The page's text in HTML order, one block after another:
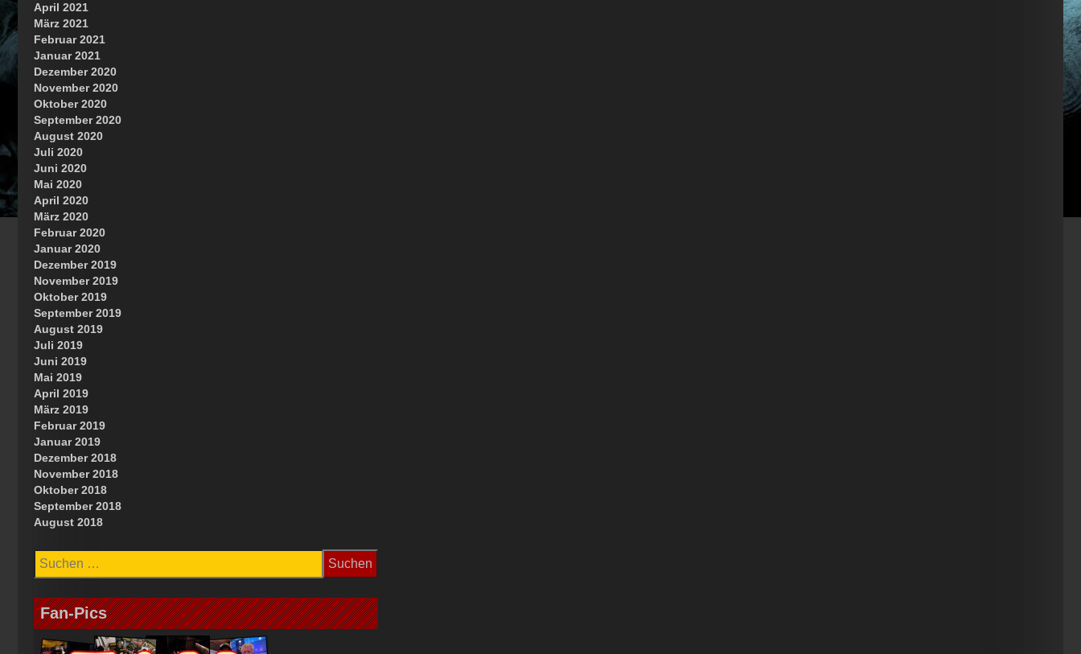
April 2021
März 2021
Februar 2021
Januar 2021
Dezember 2020
November 2020
Oktober 2020
September 2020
August 2020
Juli 2020
Juni 2020
Mai 2020
April 2020
März 2020
Februar 2020
Januar 2020
Dezember 2019
November 2019
Oktober 2019
September 2019
August 2019
Juli 2019
Juni 2019
Mai 2019
April 2019
März 2019
Februar 2019
Januar 2019
Dezember 2018
November 2018
Oktober 2018
September 2018
August 2018
Suchen
nach:
Fan-Pics